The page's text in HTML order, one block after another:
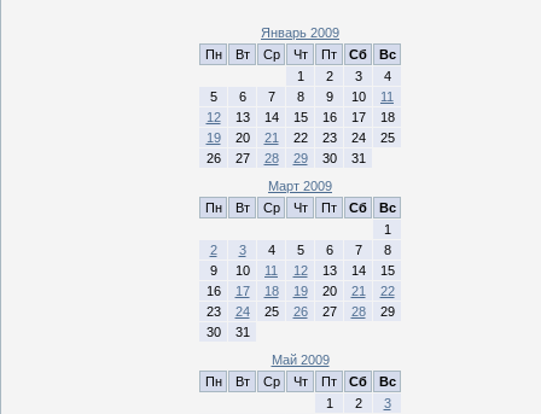
Январь 2009
Пн
Вт Ср Чт Пт Сб
Вс
1
2 3
4
5
6 7 8 9 10
11
12
13 14 15 16 17
18
19
20 21 22 23 24
25
26
27 28 29 30
31
Март 2009
Пн
Вт Ср Чт Пт Сб
Вс
1
2
3 4 5 6 7
8
9
10 11 12 13 14
15
16
17 18 19 20 21
22
23
24 25 26 27 28
29
30
31
Май 2009
Пн
Вт Ср Чт Пт Сб
Вс
1
2
3